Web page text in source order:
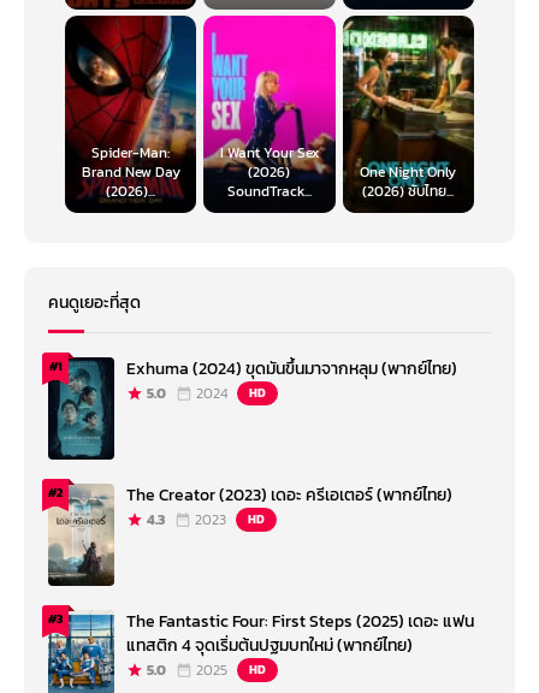
Spider-Man:
Brand New Day
(2026)...
I Want Your Sex
(2026)
SoundTrack...
One Night Only
(2026) ซับไทย...
คนดูเยอะที่สุด
#1 Exhuma (2024) ขุดมันขึ้นมาจากหลุม (พากย์ไทย)
5.0 2024 HD
#2 The Creator (2023) เดอะ ครีเอเตอร์ (พากย์ไทย)
4.3 2023 HD
#3
The Fantastic Four: First Steps (2025) เดอะ แฟน
แทสติก 4 จุดเริ่มต้นปฐมบทใหม่ (พากย์ไทย)
5.0 2025 HD